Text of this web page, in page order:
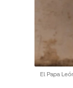
El Papa